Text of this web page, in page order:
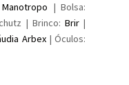
Manotropo | Bolsa:
| Brinco: Brir|
Arbex| Óculos: